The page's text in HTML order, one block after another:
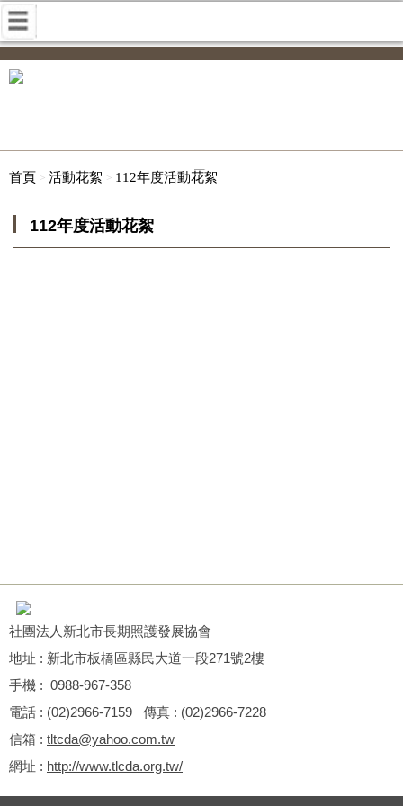
首頁 活動花絮 112年度活動花絮
112年度活動花絮
社團法人新北市長期照護發展協會
地址 : 新北市板橋區縣民大道一段271號2樓
手機 : 0988-967-358
電話 : (02)2966-7159 傳真 : (02)2966-7228
信箱 : tltcda@yahoo.com.tw
網址 : http://www.tlcda.org.tw/